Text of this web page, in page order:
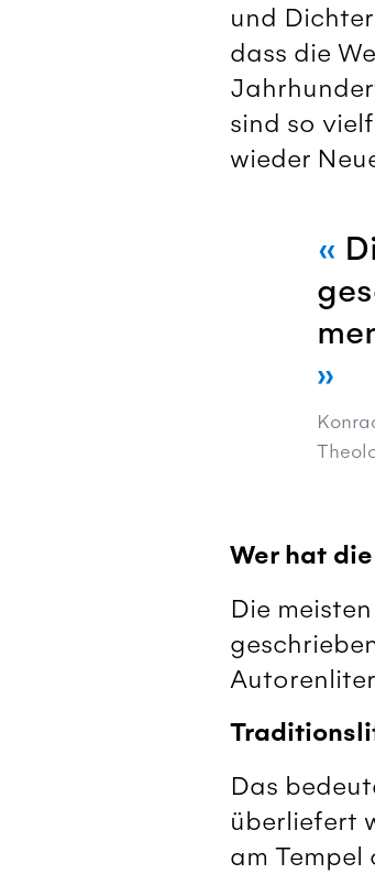
und
dass die
sind so
wieder
Wer hat
Die
Das
überliefert
am Tempel